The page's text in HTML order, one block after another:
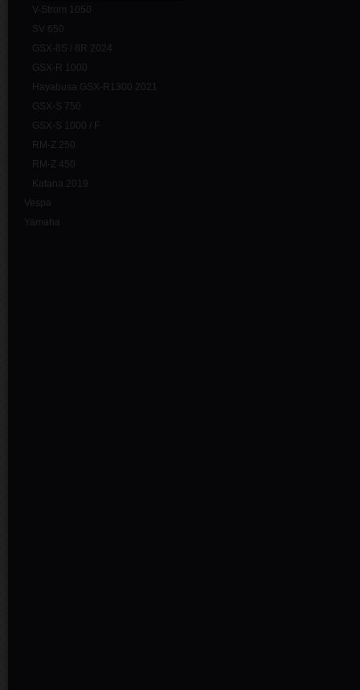
V-Strom 1050
SV 650
GSX-8S / 8R 2024
GSX-R 1000
Hayabusa GSX-R1300 2021
GSX-S 750
GSX-S 1000 / F
RM-Z 250
RM-Z 450
Katana 2019
Vespa
Yamaha